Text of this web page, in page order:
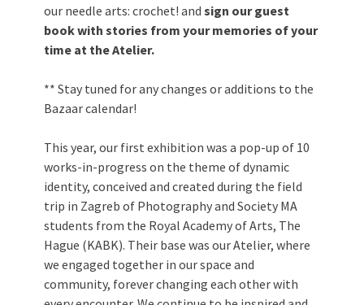
our needle arts: crochet! and sign our guest
book with stories from your memories of your
time at the Atelier.
** Stay tuned for any changes or additions to the
Bazaar calendar!
This year, our first exhibition was a pop-up of 10
works-in-progress on the theme of dynamic
identity, conceived and created during the field
trip in Zagreb of Photography and Society MA
students from the Royal Academy of Arts, The
Hague (KABK). Their base was our Atelier, where
we engaged together in our space and
community, forever changing each other with